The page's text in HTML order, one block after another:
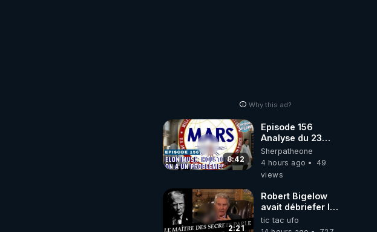
Why this ad?
8:42
Episode 156
Analyse du 23
février 2025 Elon
Musk : Houston ,
on a un problème
Sherpatheone
4 hours ago
49
views
2:21
Robert Bigelow
avait débriefer le
pédophile
génocidaire de
tic tac ufo